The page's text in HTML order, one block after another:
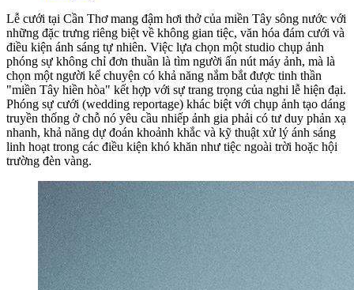
Lễ cưới tại Cần Thơ mang đậm hơi thở của miền Tây sông nước với
những đặc trưng riêng biệt về không gian tiệc, văn hóa đám cưới và
điều kiện ánh sáng tự nhiên. Việc lựa chọn một studio chụp ảnh
phóng sự không chỉ đơn thuần là tìm người ấn nút máy ảnh, mà là
chọn một người kể chuyện có khả năng nắm bắt được tinh thần
"miền Tây hiền hòa" kết hợp với sự trang trọng của nghi lễ hiện đại.
Phóng sự cưới (wedding reportage) khác biệt với chụp ảnh tạo dáng
truyền thống ở chỗ nó yêu cầu nhiếp ảnh gia phải có tư duy phản xạ
nhanh, khả năng dự đoán khoảnh khắc và kỹ thuật xử lý ánh sáng
linh hoạt trong các điều kiện khó khăn như tiệc ngoài trời hoặc hội
trường đèn vàng.